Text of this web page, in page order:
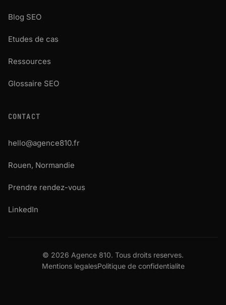
Blog SEO
Etudes de cas
Ressources
Glossaire SEO
CONTACT
hello@agence810.fr
Rouen, Normandie
Prendre rendez-vous
LinkedIn
© 2026 Agence 810. Tous droits reserves.
Mentions legalesPolitique de confidentialite